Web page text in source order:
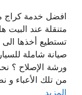
افضل خدمة كراج
متنقلة عند البيت
تستطيع أخذها
صيانة شاملة
ورشة الإصلاح ؟
من تلك الأعباء و
المزيد